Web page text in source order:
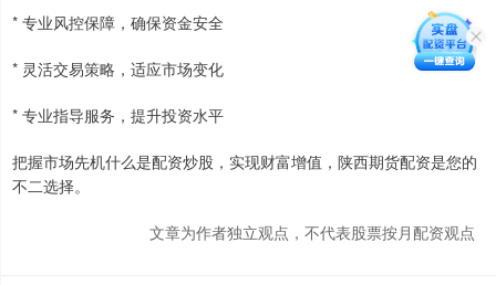
* 专业风控保障，确保资金安全
* 灵活交易策略，适应市场变化
* 专业指导服务，提升投资水平
把握市场先机什么是配资炒股，实现财富增值，陕西期货配资是您的
不二选择。
文章为作者独立观点，不代表股票按月配资观点